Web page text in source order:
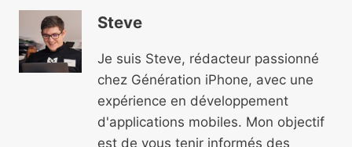
Steve
Je suis Steve, rédacteur passionné
chez Génération iPhone, avec une
expérience en développement
d'applications mobiles. Mon objectif
est de vous tenir informés des